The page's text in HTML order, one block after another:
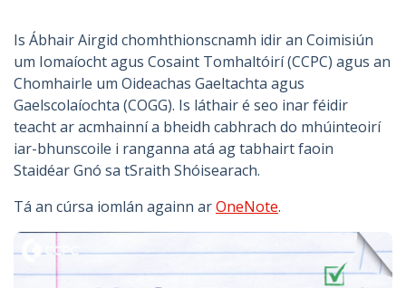
Is Ábhair Airgid chomhthionscnamh idir an Coimisiún
um Iomaíocht agus Cosaint Tomhaltóirí (CCPC) agus an
Chomhairle um Oideachas Gaeltachta agus
Gaelscolaíochta (COGG). Is láthair é seo inar féidir
teacht ar acmhainní a bheidh cabhrach do mhúinteoirí
iar-bhunscoile i ranganna atá ag tabhairt faoin
Staidéar Gnó sa tSraith Shóisearach.
Tá an cúrsa iomlán againn arOneNote.